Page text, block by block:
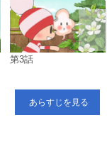
第3話
あらすじを見る